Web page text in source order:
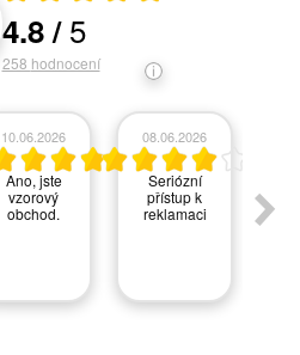
Hodnocení a recenze zákazníků
4.8/5
258 hodnocení
10.06.2026
Ano, jste
vzorový
obchod.
08.06.2026
Seriózní
přístup k
reklamaci